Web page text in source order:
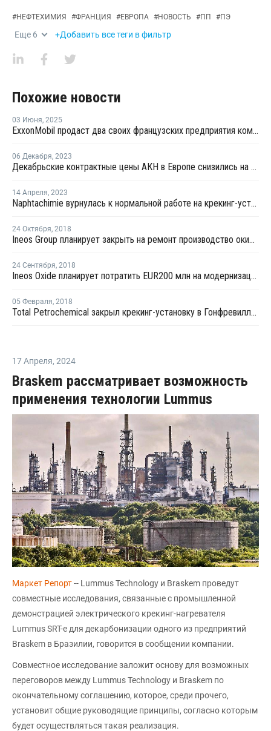
#НЕФТЕХИМИЯ #ФРАНЦИЯ #ЕВРОПА #НОВОСТЬ #ПП #ПЭ
Еще 6 +Добавить все теги в фильтр
Похожие новости
03 Июня, 2025
ExxonMobil продаст два своих французских предприятия компании North Atlantic
06 Декабря, 2023
Декабрьские контрактные цены АКН в Европе снизились на EUR28 за тонну
14 Апреля, 2023
Naphtachimie вурнулась к нормальной работе на крекинг-установке в Лавере
24 Октября, 2018
Ineos Group планирует закрыть на ремонт производство окиси этилена в Лавере
24 Сентября, 2018
Ineos Oxide планирует потратить EUR200 млн на модернизацию производства окиси этилена в Европе
05 Февраля, 2018
Total Petrochemical закрыл крекинг-установку в Гонфревилле из-за поломки
17 Апреля, 2024
Braskem рассматривает возможность
применения технологии Lummus
Маркет Репорт-- Lummus Technology и Braskem проведут
совместные исследования, связанные с промышленной
демонстрацией электрического крекинг-нагревателя
Lummus SRT-e для декарбонизации одного из предприятий
Braskem в Бразилии, говорится в сообщении компании.
Совместное исследование заложит основу для возможных
переговоров между Lummus Technology и Braskem по
окончательному соглашению, которое, среди прочего,
установит общие руководящие принципы, согласно которым
будет осуществляться такая реализация.